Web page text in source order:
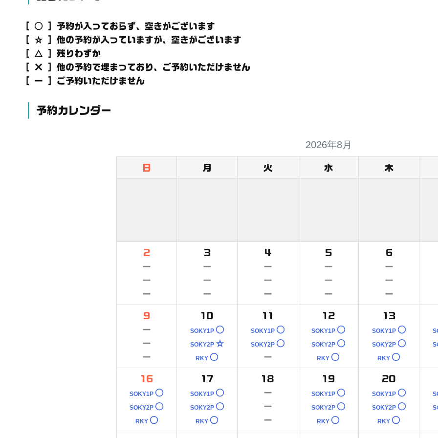
[ ○ ] 予約が入っておらず、空きがございます
[ ☆ ] 他の予約が入っていますが、空きがございます
[ △ ] 残りわずか
[ × ] 他の予約で埋まっており、ご予約いただけません
[ － ] ご予約いただけません
予約カレンダー
2026年8月
日 月 火 水 木
2
－
－
－
3
－
－
－
4
－
－
－
5
－
－
－
6
－
－
－
9
－
－
－
10
SOKY1P ○
SOKY2P ☆
RKY ○
11
SOKY1P ○
SOKY2P ○
－
12
SOKY1P ○
SOKY2P ○
RKY ○
13
SOKY1P ○
SOKY2P ○
RKY ○
16
SOKY1P ○
SOKY2P ○
RKY ○
17
SOKY1P ○
SOKY2P ○
RKY ○
18
－
－
－
19
SOKY1P ○
SOKY2P ○
RKY ○
20
SOKY1P ○
SOKY2P ○
RKY ○